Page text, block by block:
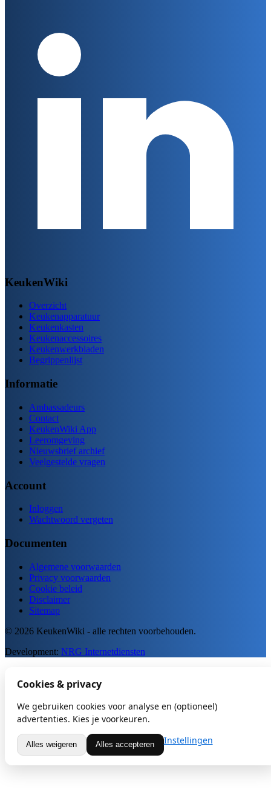
KeukenWiki
Overzicht
Keukenapparatuur
Keukenkasten
Keukenaccessoires
Keukenwerkbladen
Begrippenlijst
Informatie
Ambassadeurs
Contact
KeukenWiki App
Leeromgeving
Nieuwsbrief archief
Veelgestelde vragen
Account
Inloggen
Wachtwoord vergeten
Documenten
Algemene voorwaarden
Privacy voorwaarden
Cookie beleid
Disclaimer
Sitemap
© 2026 KeukenWiki - alle rechten voorbehouden.
Development: NRG Internetdiensten
Cookies & privacy
We gebruiken cookies voor analyse en (optioneel)
advertenties. Kies je voorkeuren.
Alles weigeren Alles accepteren Instellingen